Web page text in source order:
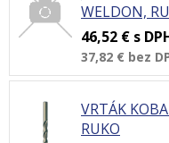
WELDON,
46,52 € s
37,82 € bez
VRTÁK
RUKO